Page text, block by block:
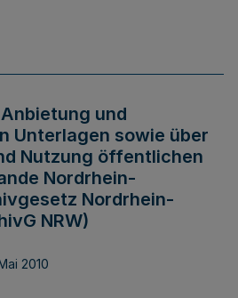
und
Unterlagen sowie über
Nutzung öffentlichen
Nordrhein-
Nordrhein-
NRW)
2010